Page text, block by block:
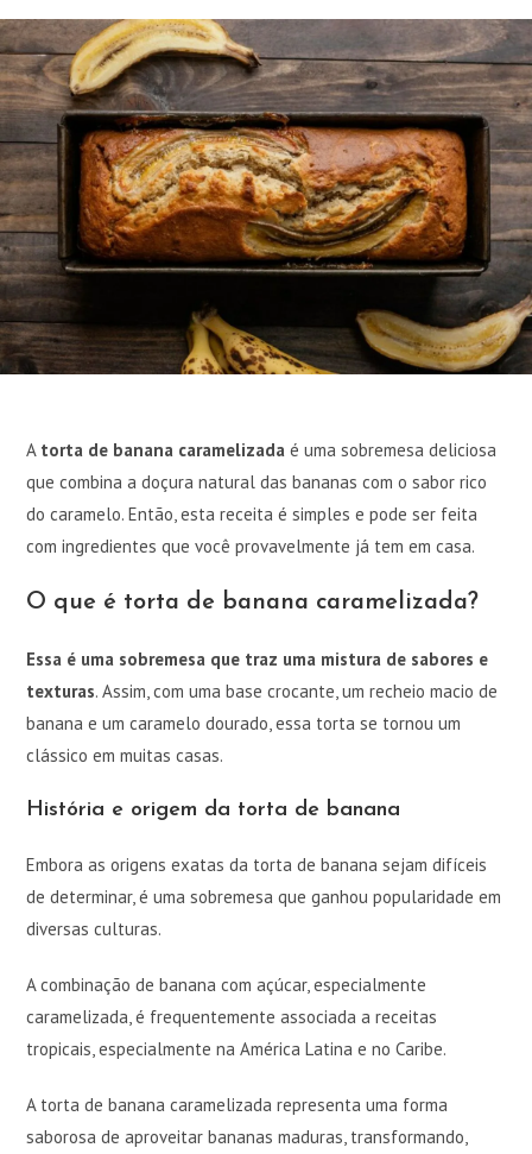
A torta de banana caramelizada é uma sobremesa deliciosa
que combina a doçura natural das bananas com o sabor rico
do caramelo. Então, esta receita é simples e pode ser feita
com ingredientes que você provavelmente já tem em casa.
O que é torta de banana caramelizada?
Essa é uma sobremesa que traz uma mistura de sabores e
texturas. Assim, com uma base crocante, um recheio macio de
banana e um caramelo dourado, essa torta se tornou um
clássico em muitas casas.
História e origem da torta de banana
Embora as origens exatas da torta de banana sejam difíceis
de determinar, é uma sobremesa que ganhou popularidade em
diversas culturas.
A combinação de banana com açúcar, especialmente
caramelizada, é frequentemente associada a receitas
tropicais, especialmente na América Latina e no Caribe.
A torta de banana caramelizada representa uma forma
saborosa de aproveitar bananas maduras, transformando,